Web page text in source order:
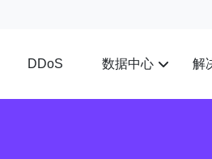
DDoS 数据中心 解